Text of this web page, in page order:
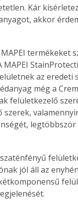
Kár
akkor
termékeket
az eredeti
még a
felületkezelő
legtöbbször
jól áll az enyhén